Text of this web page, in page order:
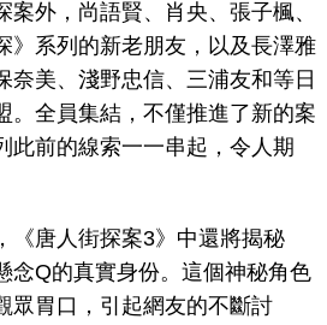
外，尚語賢、肖央、張子楓、
》系列的新老朋友，以及長澤雅
奈美、淺野忠信、三浦友和等日
。全員集結，不僅推進了新的案
此前的線索一一串起，令人期
唐人街探案3》中還將揭秘
念Q的真實身份。這個神秘角色
眾胃口，引起網友的不斷討